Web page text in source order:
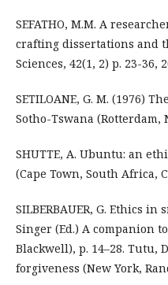
SEFATHO, M.M. A
crafting dissertations and
Sciences, 42(1, 2) p. 23-36,
SETILOANE, G. M. (1976)
Sotho-Tswana (Rotterdam,
SHUTTE, A. Ubuntu: an
(Cape Town, South Africa,
SILBERBAUER, G. Ethics
Singer (Ed.) A companion
Blackwell), p. 14–28. Tutu,
forgiveness (New York,